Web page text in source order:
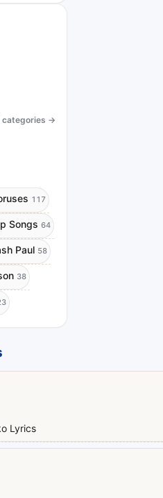
categories →
117
Songs 64
Paul 58
38
Lyrics